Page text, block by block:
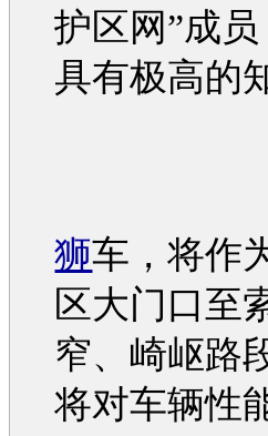
护区网”成
具有极高的
狮车，将作
区大门口至
窄、崎岖路
将对车辆性